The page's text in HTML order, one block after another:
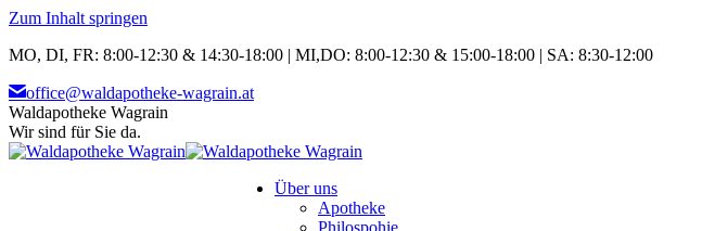
Zum Inhalt springen
MO, DI, FR: 8:00-12:30 & 14:30-18:00 | MI,DO: 8:00-12:30 & 15:00-18:00 | SA: 8:30-12:00
office@waldapotheke-wagrain.at
Waldapotheke Wagrain
Wir sind für Sie da.
Über uns
Apotheke
Philospohie